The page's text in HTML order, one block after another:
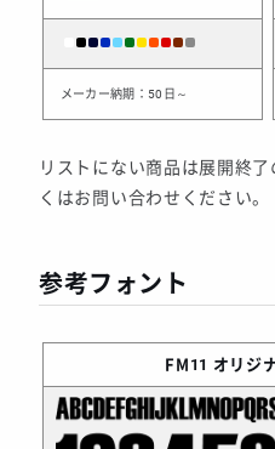
メーカー納期：50日～
リストにない商品は展開終
くはお問い合わせください。
参考フォント
FM11 オリジ